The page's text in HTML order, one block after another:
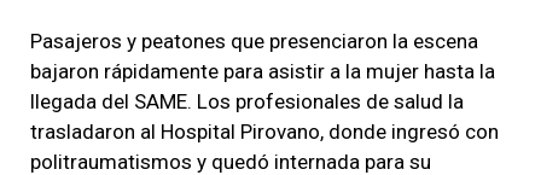
Pasajeros y peatones que presenciaron la escena
bajaron rápidamente para asistir a la mujer hasta la
llegada del SAME. Los profesionales de salud la
trasladaron al Hospital Pirovano, donde ingresó con
politraumatismos y quedó internada para su